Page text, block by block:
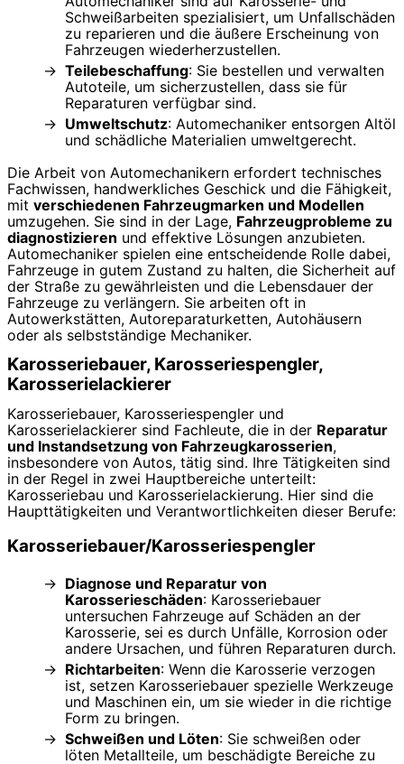
Schweißarbeiten spezialisiert, um Unfallschäden
zu reparieren und die äußere Erscheinung von
Fahrzeugen wiederherzustellen.
Teilebeschaffung: Sie bestellen und verwalten
Autoteile, um sicherzustellen, dass sie für
Reparaturen verfügbar sind.
Umweltschutz: Automechaniker entsorgen Altöl
und schädliche Materialien umweltgerecht.
Die Arbeit von Automechanikern erfordert technisches
Fachwissen, handwerkliches Geschick und die Fähigkeit,
mit verschiedenen Fahrzeugmarken und Modellen
umzugehen. Sie sind in der Lage, Fahrzeugprobleme zu
diagnostizieren und effektive Lösungen anzubieten.
Automechaniker spielen eine entscheidende Rolle dabei,
Fahrzeuge in gutem Zustand zu halten, die Sicherheit auf
der Straße zu gewährleisten und die Lebensdauer der
Fahrzeuge zu verlängern. Sie arbeiten oft in
Autowerkstätten, Autoreparaturketten, Autohäusern
oder als selbstständige Mechaniker.
Karosseriebauer, Karosseriespengler,
Karosserielackierer
Karosseriebauer, Karosseriespengler und
Karosserielackierer sind Fachleute, die in der Reparatur
und Instandsetzung von Fahrzeugkarosserien,
insbesondere von Autos, tätig sind. Ihre Tätigkeiten sind
in der Regel in zwei Hauptbereiche unterteilt:
Karosseriebau und Karosserielackierung. Hier sind die
Haupttätigkeiten und Verantwortlichkeiten dieser Berufe:
Karosseriebauer/Karosseriespengler
Diagnose und Reparatur von
Karosserieschäden: Karosseriebauer
untersuchen Fahrzeuge auf Schäden an der
Karosserie, sei es durch Unfälle, Korrosion oder
andere Ursachen, und führen Reparaturen durch.
Richtarbeiten: Wenn die Karosserie verzogen
ist, setzen Karosseriebauer spezielle Werkzeuge
und Maschinen ein, um sie wieder in die richtige
Form zu bringen.
Schweißen und Löten: Sie schweißen oder
löten Metallteile, um beschädigte Bereiche zu